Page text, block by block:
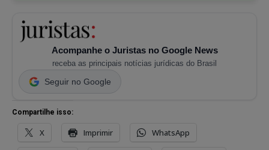
Acompanhe o Juristas no Google News
receba as principais notícias jurídicas do Brasil
Seguir no Google
Compartilhe isso:
X Imprimir WhatsApp